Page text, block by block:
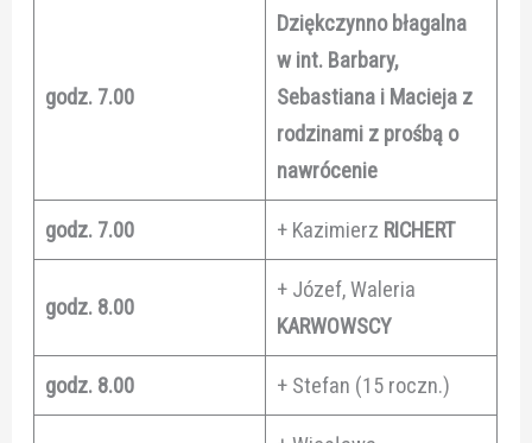
godz. 7.00
Dziękczynno błagalna
w int. Barbary,
Sebastiana i Macieja z
rodzinami z prośbą o
nawrócenie
godz. 7.00 + Kazimierz RICHERT
godz. 8.00
+ Józef, Waleria
KARWOWSCY
godz. 8.00 + Stefan (15 roczn.)